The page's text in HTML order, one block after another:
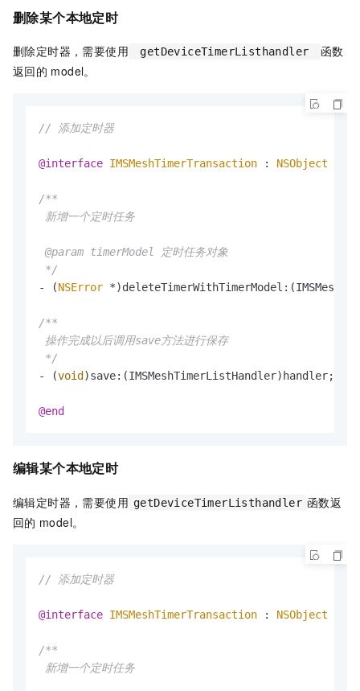
删除某个本地定时
删除定时器，需要使用 getDeviceTimerListhandler
函数
返回的 model。
// 添加定时器
@interface IMSMeshTimerTransaction : NSObject
/**
新增一个定时任务
@param timerModel 定时任务对象
*/
- (NSError
/**
操作完成以后调用save方法进行保存
*/
- (void )save:(IMSMeshTimerListHandler)handler;
@end
编辑某个本地定时
编辑定时器，需要使用 getDeviceTimerListhandler 函数返
回的 model。
// 添加定时器
@interface IMSMeshTimerTransaction : NSObject
/**
新增一个定时任务